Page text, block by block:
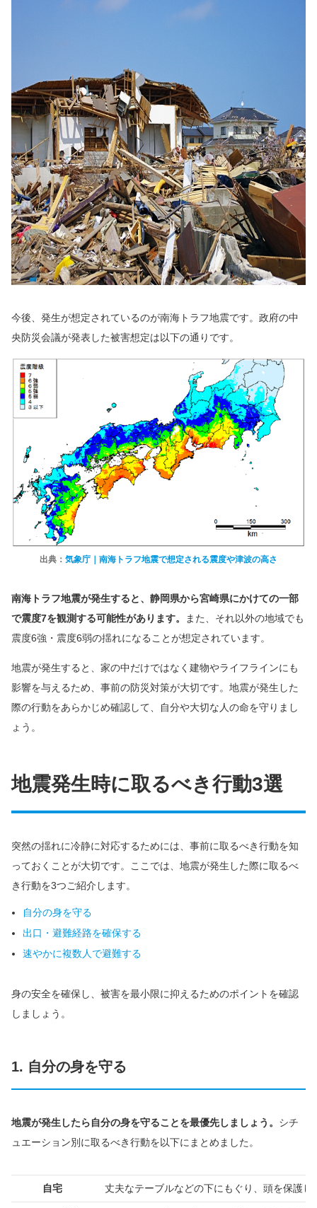
今後、発生が想定されているのが南海トラフ地震です。政府の中
央防災会議が発表した被害想定は以下の通りです。
出典： 気象庁｜南海トラフ地震で想定される震度や津波の高さ
南海トラフ地震が発生すると、静岡県から宮崎県にかけての一部
で震度7を観測する可能性があります。
また、それ以外の地域でも
震度6強・震度6弱の揺れになることが想定されています。
地震が発生すると、家の中だけではなく建物やライフラインにも
影響を与えるため、事前の防災対策が大切です。地震が発生した
際の行動をあらかじめ確認して、自分や大切な人の命を守りまし
ょう。
地震発生時に取るべき行動3選
突然の揺れに冷静に対応するためには、事前に取るべき行動を知
っておくことが大切です。ここでは、地震が発生した際に取るべ
き行動を3つご紹介します。
自分の身を守る
出口・避難経路を確保する
速やかに複数人で避難する
身の安全を確保し、被害を最小限に抑えるためのポイントを確認
しましょう。
1. 自分の身を守る
地震が発生したら自分の身を守ることを最優先しましょう。 シチ
ュエーション別に取るべき行動を以下にまとめました。
自宅 丈夫なテーブルなどの下にもぐり、頭を保護